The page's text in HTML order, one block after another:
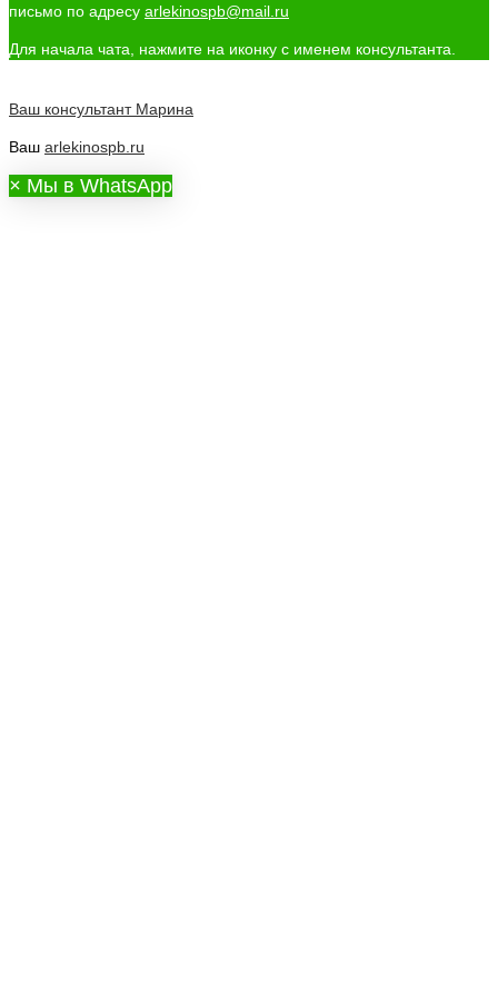
письмо по адресу arlekinospb@mail.ru
Для начала чата, нажмите на иконку с именем консультанта.
Ваш консультант Марина
Ваш arlekinospb.ru
× Мы в WhatsApp